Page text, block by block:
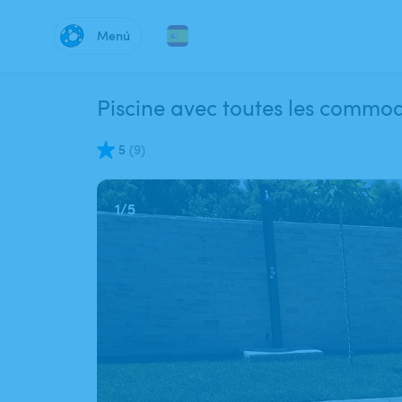
Menú
Piscine avec toutes les
5 (9)
1/5